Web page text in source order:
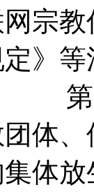
宗
》
第
体
体